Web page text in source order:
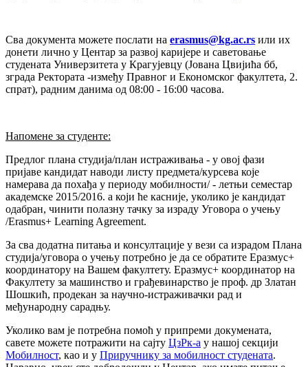
Сва документа можете послати на erasmus@kg.ac.rs или их
донети лично у Центар за развој каријере и саветовање
студената Универзитета у Крагујевцу (Јована Цвијића бб,
зграда Ректората -између Правног и Економског факултета, 2.
спрат), радним данима од 08:00 - 16:00 часова.
Напомене за студенте:
Предлог плана студија/план истраживања - у овој фази
пријаве кандидат наводи листу предмета/курсева које
намерава да похађа у периоду мобилности/ - летњи семестар
академске 2015/2016. а који ће касније, уколико је кандидат
одабран, чинити полазну тачку за израду Уговора о учењу
/Erasmus+ Learning Agreement.
За сва додатна питања и консултације у вези са израдом Плана
студија/уговора о учењу потребно је да се обратите Еразмус+
координатору на Вашем факултету. Еразмус+ координатор на
Факултету за машинство и грађевинарство је проф. др Златан
Шошкић, продекан за научно-истраживачки рад и
међународну сарадњу.
Уколико вам је потребна помоћ у припреми докумената,
савете можете потражити на сајту ЦзРк-а у нашој секцији
Мобилност, као и у Приручнику за мобилност студената.